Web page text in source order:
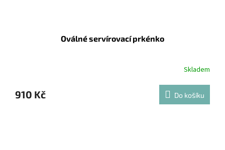
Oválné servírovací prkénko
Skladem
910 Kč Do košíku